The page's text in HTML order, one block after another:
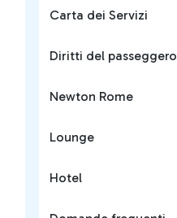
Carta dei Servizi
Diritti del passeggero
Newton Rome
Lounge
Hotel